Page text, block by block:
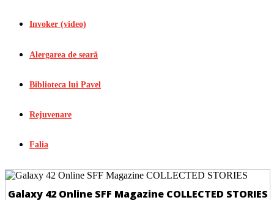
Invoker (video)
Alergarea de seară
Biblioteca lui Pavel
Rejuvenare
Falia
Galaxy 42 Online SFF Magazine COLLECTED STORIES